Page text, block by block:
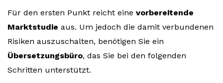
Für den ersten Punkt reicht eine vorbereitende
Marktstudie aus. Um jedoch die damit verbundenen
Risiken auszuschalten, benötigen Sie ein
Übersetzungsbüro, das Sie bei den folgenden
Schritten unterstützt.